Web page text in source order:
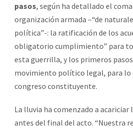
pasos, según ha detallado el
organización armada –“de
política”-: la ratificación de los
obligatorio cumplimiento” para
esta guerrilla, y los primeros
movimiento político legal, para lo
congreso constituyente.
La lluvia ha comenzado a acariciar
antes del final del acto. “Nuestra